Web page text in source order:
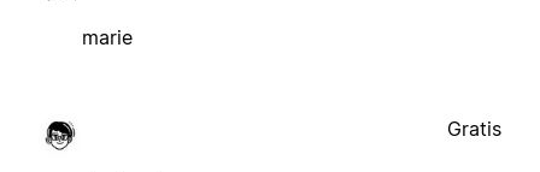
marie
Gratis